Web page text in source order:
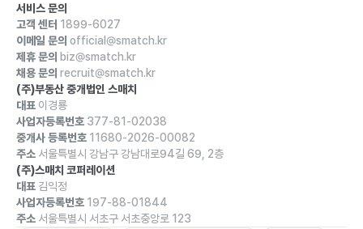
서비스 문의
고객 센터 1899-6027
이메일 문의 official@smatch.kr
제휴 문의 biz@smatch.kr
채용 문의 recruit@smatch.kr
(주)부동산 중개법인 스매치
대표 이경룡
사업자등록번호 377-81-02038
중개사 등록번호 11680-2026-00082
주소 서울특별시 강남구 강남대로94길 69, 2층
(주)스매치 코퍼레이션
대표 김익정
사업자등록번호 197-88-01844
주소 서울특별시 서초구 서초중앙로 123